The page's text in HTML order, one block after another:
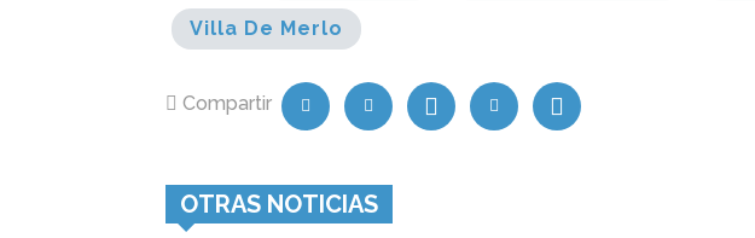
Villa De Merlo
Compartir
OTRAS NOTICIAS